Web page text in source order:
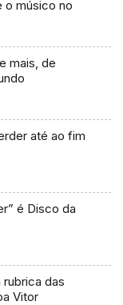
o músico no
mais, de
até ao fim
é Disco da
rubrica das
Vitor